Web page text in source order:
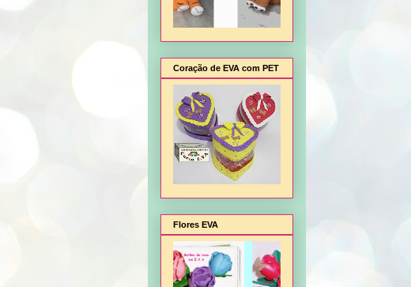
Coração de EVA com PET
Flores EVA